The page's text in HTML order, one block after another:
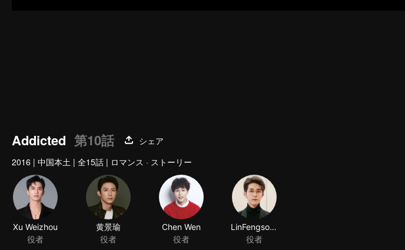
Addicted 第10話
シェア
2016 | 中国本土 | 全15話 | ロマンス · ストーリー
Xu Weizhou
役者
黄景瑜
役者
Chen Wen
役者
LinFengsong
役者